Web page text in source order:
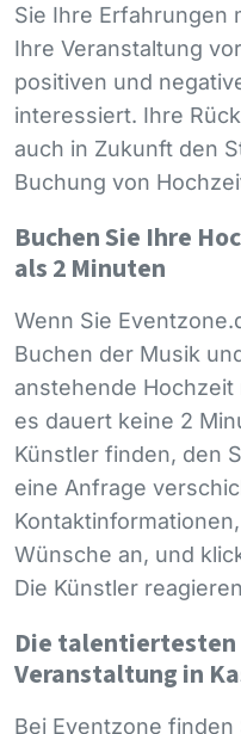
Sie Ihre Erfahrungen
Ihre Veranstaltung
positiven und
interessiert. Ihre
auch in Zukunft den
Buchung von
Buchen Sie Ihre
als 2 Minuten
Wenn Sie
Buchen der Musik
anstehende
es dauert keine 2
Künstler finden, den
eine Anfrage
Wünsche an, und
Die Künstler
Die
Veranstaltung in
Bei Eventzone